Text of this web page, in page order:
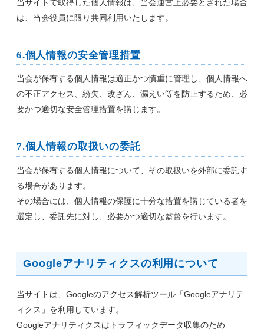
当サイトで取得した個人情報は、当会運営上必要とされた場合
は、当会役員に限り共同利用いたします。
6.個人情報の安全管理措置
当会が保有する個人情報は適正かつ慎重に管理し、個人情報へ
の不正アクセス、紛失、改ざん、漏えい等を防止するため、必
要かつ適切な安全管理措置を講じます。
7.個人情報の取扱いの委託
当会が保有する個人情報について、その取扱いを外部に委託す
る場合があります。
その場合には、個人情報の保護に十分な措置を講じている者を
選定し、委託先に対し、必要かつ適切な監督を行います。
Googleアナリティクスの利用について
当サイトは、Googleのアクセス解析ツール「Googleアナリテ
ィクス」を利用しています。
Googleアナリティクスはトラフィックデータ収集のため